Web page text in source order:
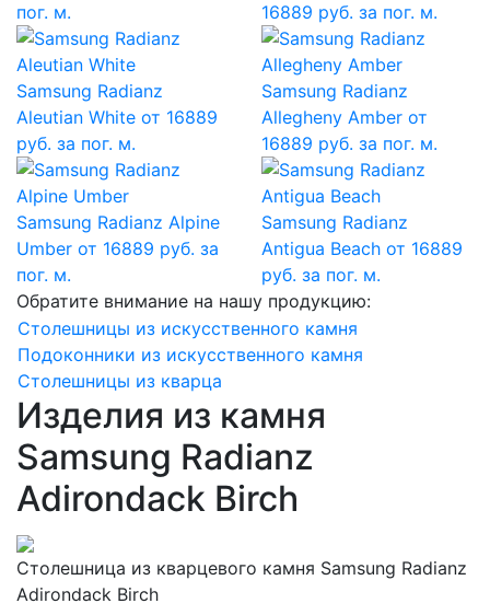
пог. м.
16889 руб. за пог. м.
Samsung Radianz
Aleutian White от 16889
руб. за пог. м.
Samsung Radianz
Allegheny Amber от
16889 руб. за пог. м.
Samsung Radianz Alpine
Umber от 16889 руб. за
пог. м.
Samsung Radianz
Antigua Beach от 16889
руб. за пог. м.
Обратите внимание на нашу продукцию:
Столешницы из искусственного камня
Подоконники из искусственного камня
Столешницы из кварца
Изделия из камня
Samsung Radianz
Adirondack Birch
Столешница из кварцевого камня Samsung Radianz
Adirondack Birch